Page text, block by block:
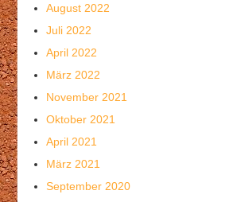
August 2022
Juli 2022
April 2022
März 2022
November 2021
Oktober 2021
April 2021
März 2021
September 2020